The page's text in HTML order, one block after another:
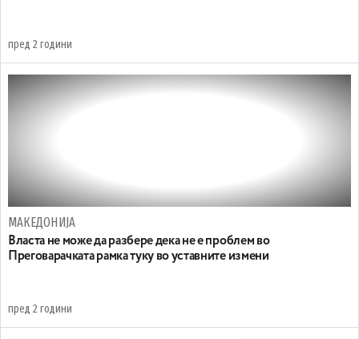
пред 2 години
МАКЕДОНИЈА
Власта не може да разбере дека не е проблем во
Преговарачката рамка туку во уставните измени
пред 2 години